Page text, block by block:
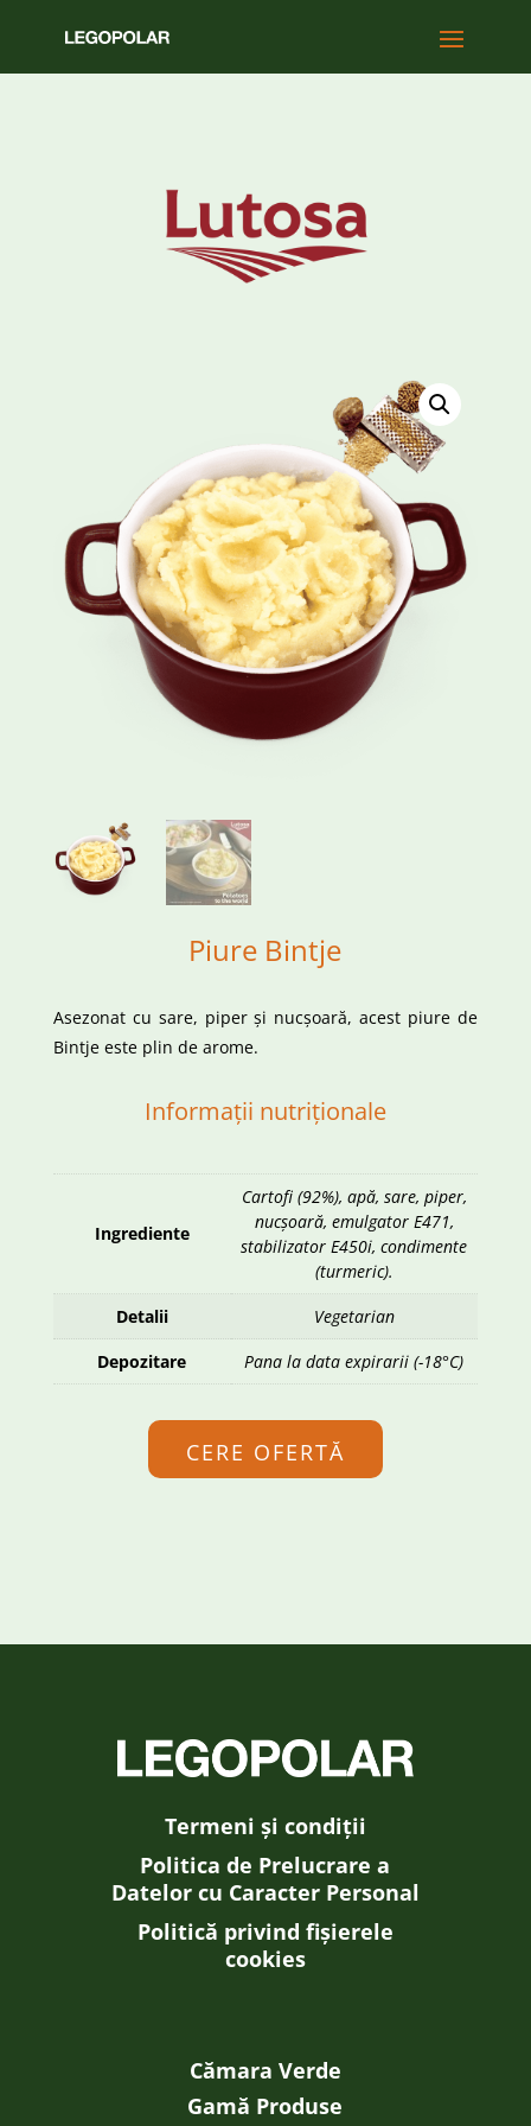
Piure Bintje
Asezonat cu sare, piper și nucșoară, acest piure de
Bintje este plin de arome.
Informații nutriționale
Ingrediente
Cartofi (92%), apă, sare, piper,
nucșoară, emulgator E471,
stabilizator E450i, condimente
(turmeric).
Detalii
Vegetarian
Depozitare
Pana la data expirarii (-18°C)
CERE OFERTĂ
Termeni și condiții
Politica de Prelucrare a
Datelor cu Caracter Personal
Politică privind fișierele
cookies
Cămara Verde
Gamă Produse